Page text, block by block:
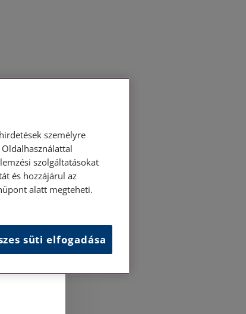
személyre
szolgáltatásokat
és hozzájárul az
alatt megteheti.
süti elfogadása